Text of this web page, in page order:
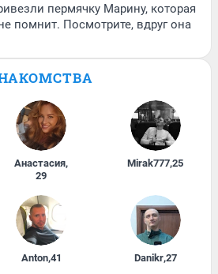
пермячку Марину, которая
помнит. Посмотрите, вдруг она
Анастасия,
29
Mirak777,25
Anton,41 Danikr,27